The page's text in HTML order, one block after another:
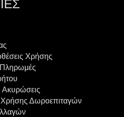
Χρήσης
Ακυρώσεις
Δωροεπιταγών